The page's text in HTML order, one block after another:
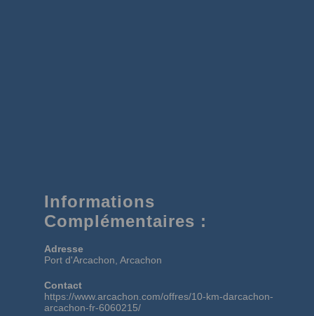
Informations
Complémentaires :
Adresse
Port d'Arcachon, Arcachon
Contact
https://www.arcachon.com/offres/10-km-darcachon-
arcachon-fr-6060215/